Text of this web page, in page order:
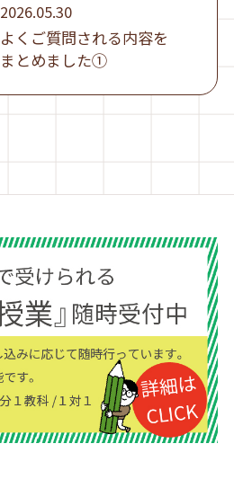
2026.05.30
よくご質問される内容を
まとめました①